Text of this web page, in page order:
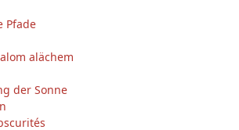
Pfade
alächem
der Sonne